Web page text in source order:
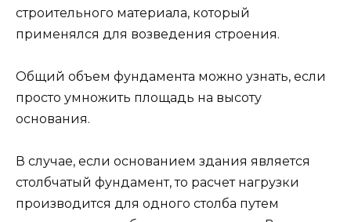
строительного материала, который
применялся для возведения строения.
Общий объем фундамента можно узнать, если
просто умножить площадь на высоту
основания.
В случае, если основанием здания является
столбчатый фундамент, то расчет нагрузки
производится для одного столба путем